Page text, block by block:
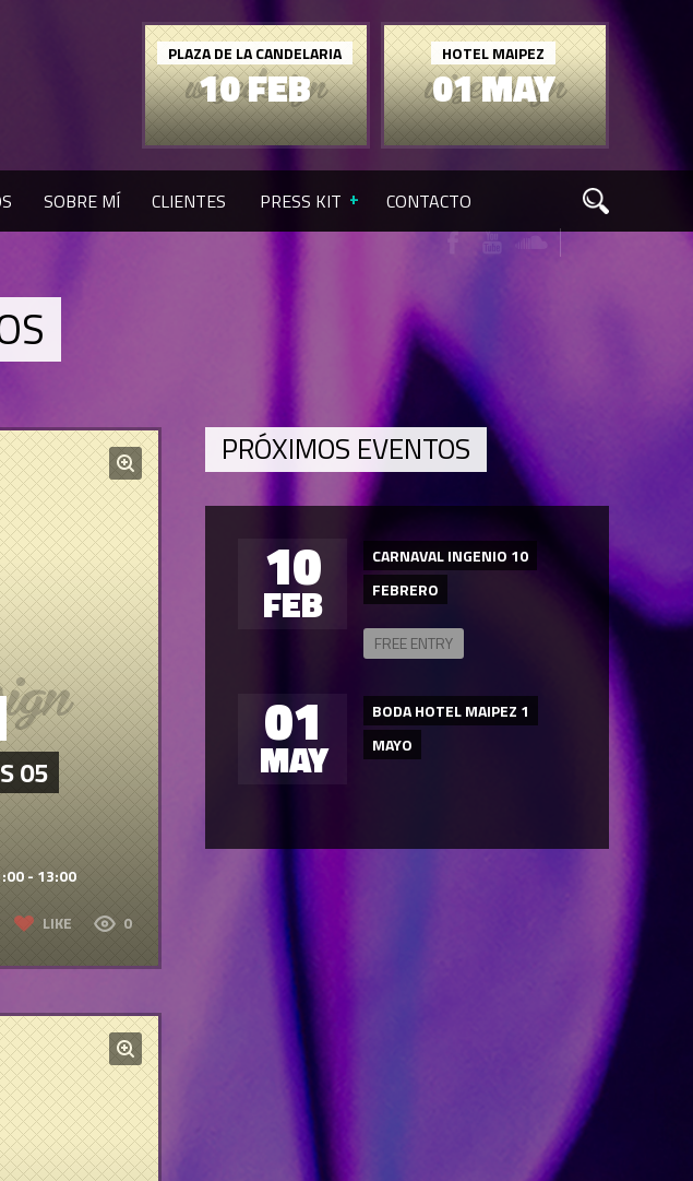
01 MAY
HOTEL MAIPEZ
10 FEB
PLAZA DE LA CANDELARIA
SOBRE MÍ CLIENTES PRESS KIT CONTACTO
05
- 13:00
LIKE 0
PRÓXIMOS EVENTOS
10
FEB
CARNAVAL INGENIO 10
FEBRERO
FREE ENTRY
01
MAY
BODA HOTEL MAIPEZ 1
MAYO